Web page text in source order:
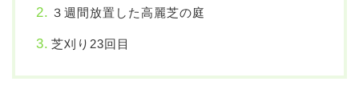
３週間放置した高麗芝の庭
芝刈り23回目